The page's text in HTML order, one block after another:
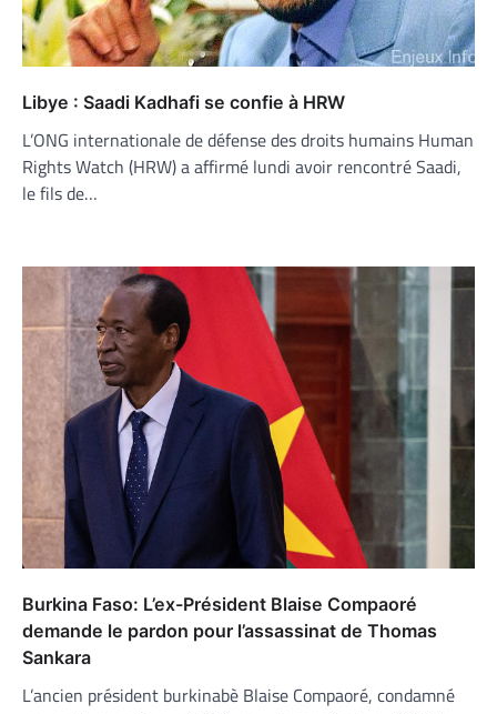
Libye : Saadi Kadhafi se confie à HRW
L’ONG internationale de défense des droits humains Human
Rights Watch (HRW) a affirmé lundi avoir rencontré Saadi,
le fils de…
Burkina Faso: L’ex-Président Blaise Compaoré
demande le pardon pour l’assassinat de Thomas
Sankara
L’ancien président burkinabè Blaise Compaoré, condamné